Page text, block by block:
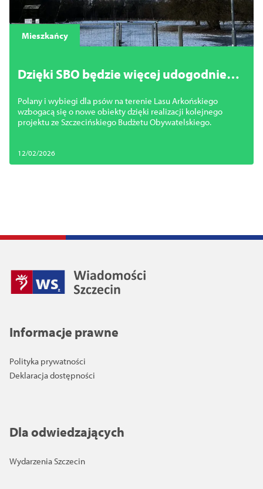
Mieszkańcy
Dzięki SBO będzie więcej udogodnień
Polany i wybiegi dla psów na terenie Lasu Arkońskiego
wzbogacą się o nowe obiekty dzięki realizacji kolejnego
projektu ze Szczecińskiego Budżetu Obywatelskiego.
12/02/2026
Informacje prawne
Polityka prywatności
Deklaracja dostępności
Dla odwiedzających
Wydarzenia Szczecin